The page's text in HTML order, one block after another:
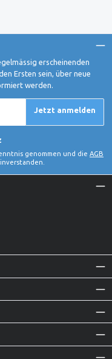
erscheinenden
Ersten sein, über neue
werden.
Jetzt anmelden
genommen und die AGB